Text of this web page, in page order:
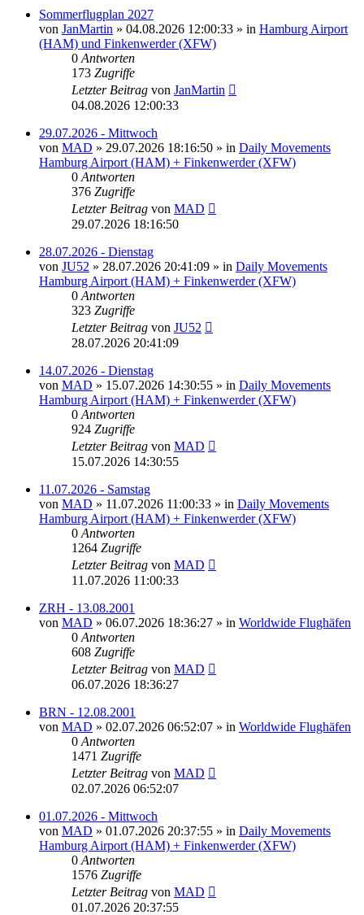
Sommerflugplan 2027
von JanMartin » 04.08.2026 12:00:33 » in Hamburg Airport
(HAM) und Finkenwerder (XFW)
0 Antworten
173 Zugriffe
Letzter Beitrag von JanMartin
04.08.2026 12:00:33
29.07.2026 - Mittwoch
von MAD » 29.07.2026 18:16:50 » in Daily Movements
Hamburg Airport (HAM) + Finkenwerder (XFW)
0 Antworten
376 Zugriffe
Letzter Beitrag von MAD
29.07.2026 18:16:50
28.07.2026 - Dienstag
von JU52 » 28.07.2026 20:41:09 » in Daily Movements
Hamburg Airport (HAM) + Finkenwerder (XFW)
0 Antworten
323 Zugriffe
Letzter Beitrag von JU52
28.07.2026 20:41:09
14.07.2026 - Dienstag
von MAD » 15.07.2026 14:30:55 » in Daily Movements
Hamburg Airport (HAM) + Finkenwerder (XFW)
0 Antworten
924 Zugriffe
Letzter Beitrag von MAD
15.07.2026 14:30:55
11.07.2026 - Samstag
von MAD » 11.07.2026 11:00:33 » in Daily Movements
Hamburg Airport (HAM) + Finkenwerder (XFW)
0 Antworten
1264 Zugriffe
Letzter Beitrag von MAD
11.07.2026 11:00:33
ZRH - 13.08.2001
von MAD » 06.07.2026 18:36:27 » in Worldwide Flughäfen
0 Antworten
608 Zugriffe
Letzter Beitrag von MAD
06.07.2026 18:36:27
BRN - 12.08.2001
von MAD » 02.07.2026 06:52:07 » in Worldwide Flughäfen
0 Antworten
1471 Zugriffe
Letzter Beitrag von MAD
02.07.2026 06:52:07
01.07.2026 - Mittwoch
von MAD » 01.07.2026 20:37:55 » in Daily Movements
Hamburg Airport (HAM) + Finkenwerder (XFW)
0 Antworten
1576 Zugriffe
Letzter Beitrag von MAD
01.07.2026 20:37:55